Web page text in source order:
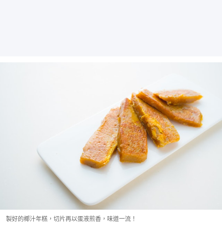
製好的椰汁年糕，切片再以蛋液煎香，味道一流！